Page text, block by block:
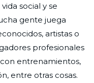
social y se
gente juega
artistas o
profesionales
entrenamientos,
entre otras cosas.